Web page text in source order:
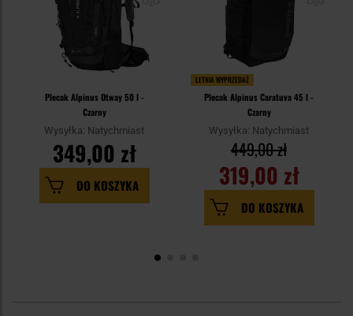
Plecak Alpinus Otway 50 l -
Czarny
Wysyłka: Natychmiast
349,00 zł
DO KOSZYKA
LETNIA WYPRZEDAŻ
Plecak Alpinus Caratuva 45 l -
Czarny
Wysyłka: Natychmiast
319,00 zł
449,00 zł
DO KOSZYKA